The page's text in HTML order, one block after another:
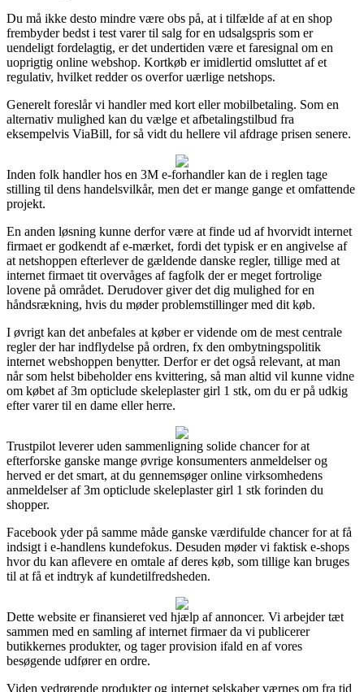
Du må ikke desto mindre være obs på, at i tilfælde af at en shop
frembyder bedst i test varer til salg for en udsalgspris som er
uendeligt fordelagtig, er det undertiden være et faresignal om en
uoprigtig online webshop. Kortkøb er imidlertid omsluttet af et
regulativ, hvilket redder os overfor uærlige netshops.
Generelt foreslår vi handler med kort eller mobilbetaling. Som en
alternativ mulighed kan du vælge et afbetalingstilbud fra
eksempelvis ViaBill, for så vidt du hellere vil afdrage prisen senere.
Inden folk handler hos en 3M e-forhandler kan de i reglen tage
stilling til dens handelsvilkår, men det er mange gange et omfattende
projekt.
En anden løsning kunne derfor være at finde ud af hvorvidt internet
firmaet er godkendt af e-mærket, fordi det typisk er en angivelse af
at netshoppen efterlever de gældende danske regler, tillige med at
internet firmaet tit overvåges af fagfolk der er meget fortrolige
lovene på området. Derudover giver det dig mulighed for en
håndsrækning, hvis du møder problemstillinger med dit køb.
I øvrigt kan det anbefales at køber er vidende om de mest centrale
regler der har indflydelse på ordren, fx den ombytningspolitik
internet webshoppen benytter. Derfor er det også relevant, at man
når som helst bibeholder ens kvittering, så man altid vil kunne vidne
om købet af 3m opticlude skeleplaster girl 1 stk, om du er på udkig
efter varer til en dame eller herre.
Trustpilot leverer uden sammenligning solide chancer for at
efterforske ganske mange øvrige konsumenters anmeldelser og
herved er det smart, at du gennemsøger online virksomhedens
anmeldelser af 3m opticlude skeleplaster girl 1 stk forinden du
shopper.
Facebook yder på samme måde ganske værdifulde chancer for at få
indsigt i e-handlens kundefokus. Desuden møder vi faktisk e-shops
hvor du kan aflevere en omtale af deres køb, som tillige kan bruges
til at få et indtryk af kundetilfredsheden.
Dette website er finansieret ved hjælp af annoncer. Vi arbejder tæt
sammen med en samling af internet firmaer da vi publicerer
butikkernes produkter, og tager provision ifald en af vores
besøgende udfører en ordre.
Viden vedrørende produkter og internet selskaber værnes om fra tid